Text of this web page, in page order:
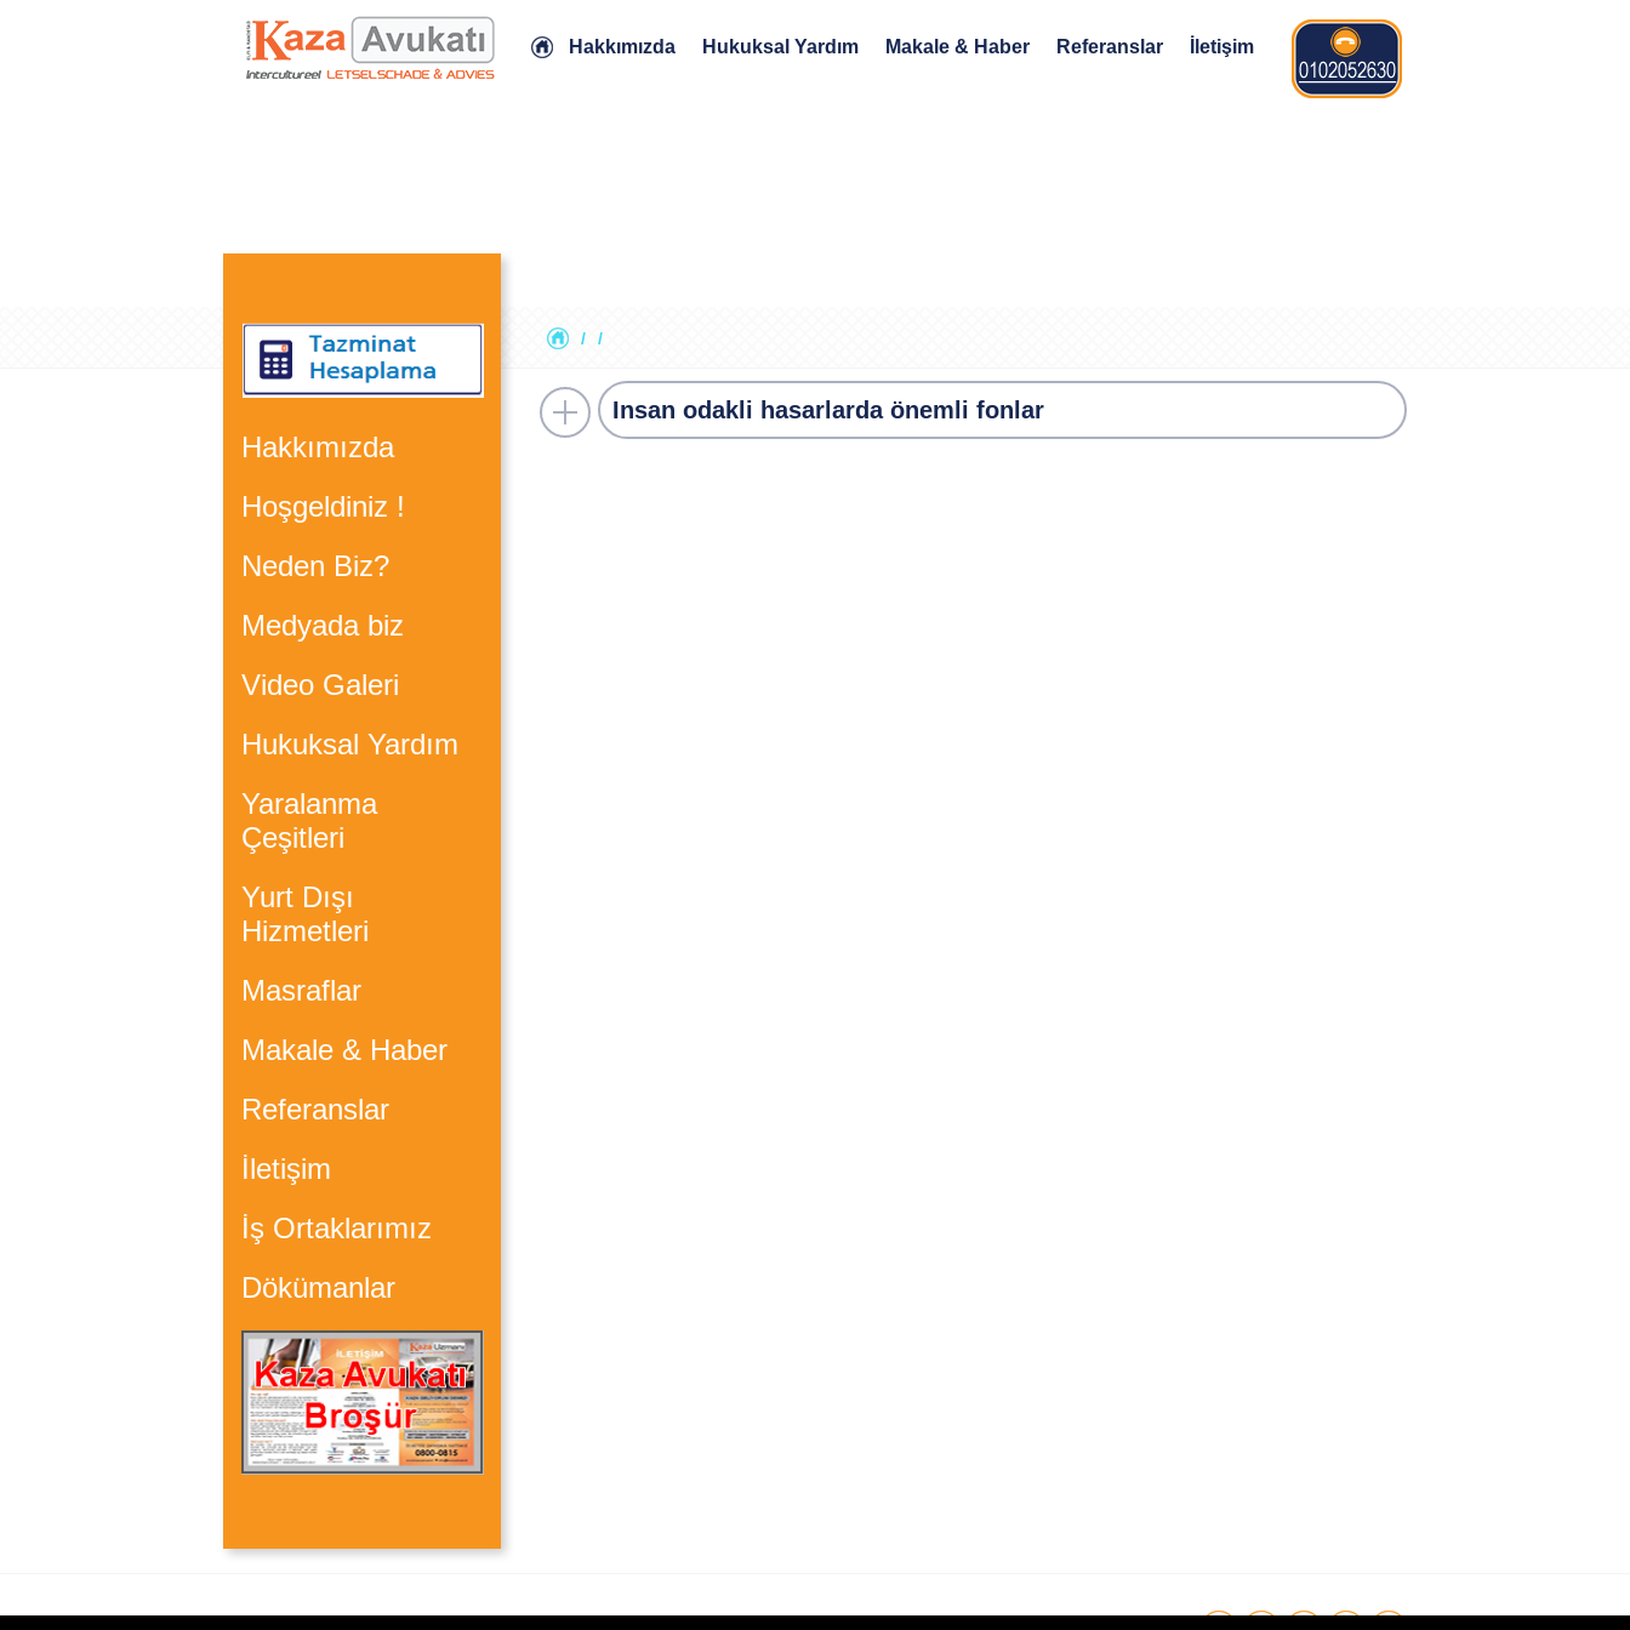
Hakkımızda Hukuksal Yardım Makale & Haber Referanslar İletişim
/ /
Hakkımızda
Hoşgeldiniz !
Neden Biz?
Medyada biz
Video Galeri
Hukuksal Yardım
Yaralanma
Çeşitleri
Yurt Dışı
Hizmetleri
Masraflar
Makale & Haber
Referanslar
İletişim
İş Ortaklarımız
Dökümanlar
Insan odakli hasarlarda önemli fonlar